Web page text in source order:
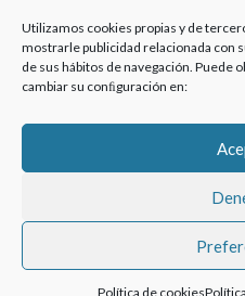
Utilizamos cookies propias y de
mostrarle publicidad relacionada con
de sus hábitos de navegación. Puede
cambiar su conﬁguración en:
Política de cookies
Email
Suscríbete a nuestro boletín de
Copyright